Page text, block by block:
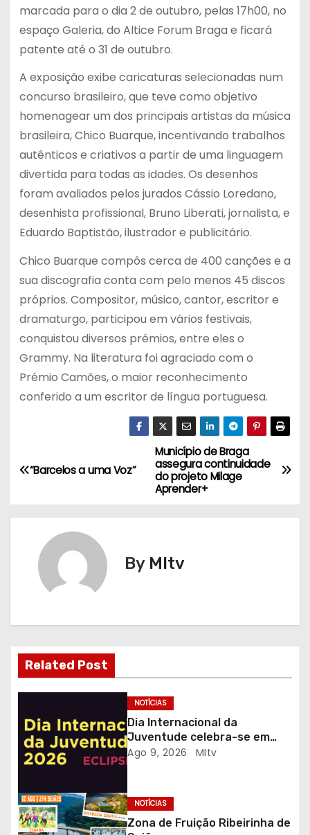
marcada para o dia 2 de outubro, pelas 17h00, no
espaço Galeria, do Altice Forum Braga e ficará
patente até o 31 de outubro.
A exposição exibe caricaturas selecionadas num
concurso brasileiro, que teve como objetivo
homenagear um dos principais artistas da música
brasileira, Chico Buarque, incentivando trabalhos
autênticos e criativos a partir de uma linguagem
divertida para todas as idades. Os desenhos
foram avaliados pelos jurados Cássio Loredano,
desenhista profissional, Bruno Liberati, jornalista, e
Eduardo Baptistão, ilustrador e publicitário.
Chico Buarque compôs cerca de 400 canções e a
sua discografia conta com pelo menos 45 discos
próprios. Compositor, músico, cantor, escritor e
dramaturgo, participou em vários festivais,
conquistou diversos prémios, entre eles o
Grammy. Na literatura foi agraciado com o
Prémio Camões, o maior reconhecimento
conferido a um escritor de língua portuguesa.
N
v
ç
ã
o
d
e
r
Município de Braga
assegura continuidade
do projeto Milage
Aprender+
“Barcelos a uma Voz”
By MItv
Related Post
NOTÍCIAS
Dia Internacional da
Juventude celebra-se em
Gaia com desporto, música e
Ago 9, 2026 MItv
NOTÍCIAS
Zona de Fruição Ribeirinha de